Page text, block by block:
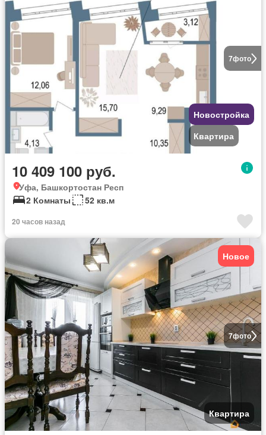
7фото
Новостройка
Квартира
10 409 100 руб.
Уфа, Башкортостан Респ
2 Комнаты
52 кв.м
20 часов назад
7фото
Новое
Квартира